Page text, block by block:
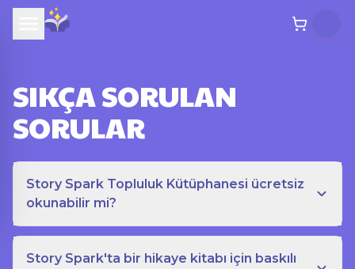
SIKÇA SORULAN
SORULAR
Story Spark Topluluk Kütüphanesi ücretsiz
okunabilir mi?
Story Spark'ta bir hikaye kitabı için baskılı